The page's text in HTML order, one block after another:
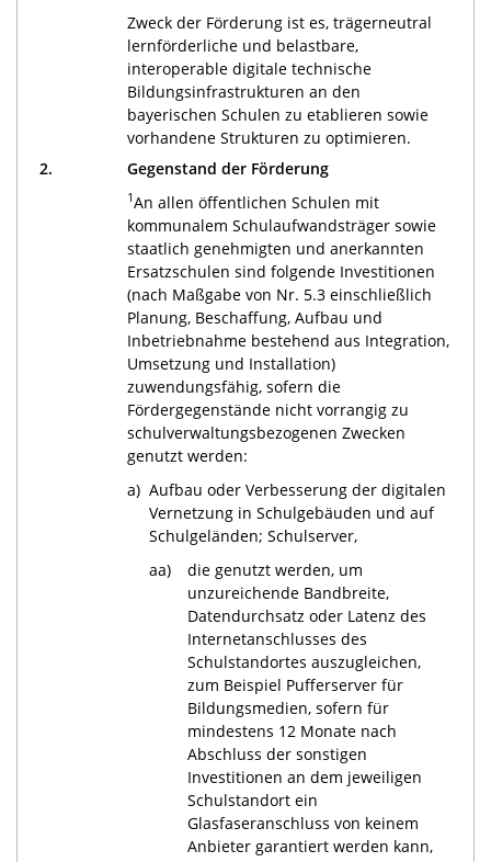
Zweck der Förderung ist es, trägerneutral
lernförderliche und belastbare,
interoperable digitale technische
Bildungsinfrastrukturen an den
bayerischen Schulen zu etablieren sowie
vorhandene Strukturen zu optimieren.
2.
Gegenstand der Förderung
1An allen öffentlichen Schulen mit
kommunalem Schulaufwandsträger sowie
staatlich genehmigten und anerkannten
Ersatzschulen sind folgende Investitionen
(nach Maßgabe von Nr. 5.3 einschließlich
Planung, Beschaffung, Aufbau und
Inbetriebnahme bestehend aus Integration,
Umsetzung und Installation)
zuwendungsfähig, sofern die
Fördergegenstände nicht vorrangig zu
schulverwaltungsbezogenen Zwecken
genutzt werden:
a) Aufbau oder Verbesserung der digitalen
Vernetzung in Schulgebäuden und auf
Schulgeländen; Schulserver,
aa)
die genutzt werden, um
unzureichende Bandbreite,
Datendurchsatz oder Latenz des
Internetanschlusses des
Schulstandortes auszugleichen,
zum Beispiel Pufferserver für
Bildungsmedien, sofern für
mindestens 12 Monate nach
Abschluss der sonstigen
Investitionen an dem jeweiligen
Schulstandort ein
Glasfaseranschluss von keinem
Anbieter garantiert werden kann,